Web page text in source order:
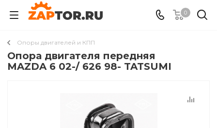
0
Опоры двигателей и КПП
Опора двигателя передняя
MAZDA 6 02-/ 626 98- TATSUMI